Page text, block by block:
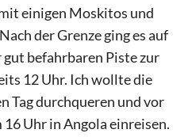
einigen Moskitos und
der Grenze ging es auf
gut befahrbaren Piste zur
12 Uhr. Ich wollte die
Tag durchqueren und vor
Uhr in Angola einreisen.